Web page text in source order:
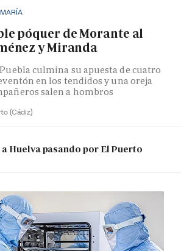
póquer de Morante al
y Miranda
culmina su apuesta de cuatro
en los tendidos y una oreja
salen a hombros
(Cádiz)
a Huelva pasando por El Puerto